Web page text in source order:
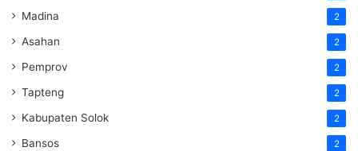
Madina 2
Asahan 2
Pemprov 2
Tapteng 2
Kabupaten Solok 2
Bansos 2